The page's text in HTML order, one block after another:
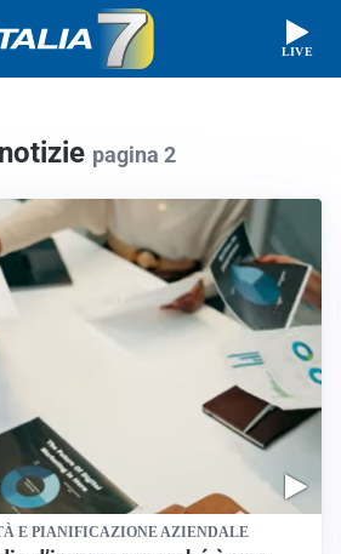
LIVE
pagina 2
E PIANIFICAZIONE AZIENDALE